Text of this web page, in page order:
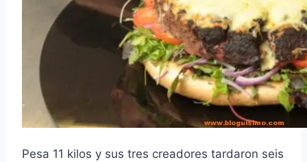
Pesa 11 kilos y sus tres creadores tardaron seis